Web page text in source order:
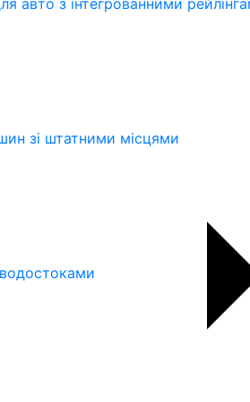
авто з інтегрованними
зі штатними місцями